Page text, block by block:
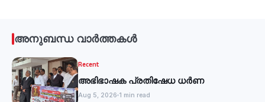
അനുബന്ധ വാർത്തകൾ
Recent
അഭിഭാഷക പ്രതിഷേധ ധർണ
Aug 5, 2026 1 min read